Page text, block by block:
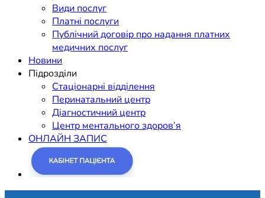
Види послуг
Платні послуги
Публічний договір про надання платних
медичних послуг
Новини
Підрозділи
Стаціонарні відділення
Перинатальний центр
Діагностичний центр
Центр ментального здоров’я
ОНЛАЙН ЗАПИС